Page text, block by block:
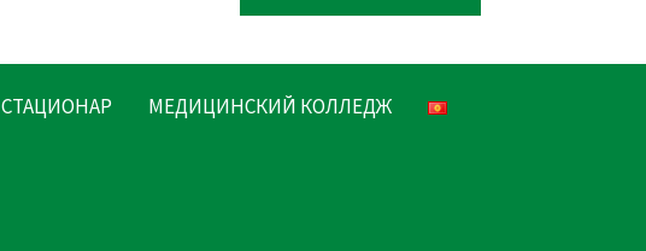
СТАЦИОНАР МЕДИЦИНСКИЙ КОЛЛЕДЖ